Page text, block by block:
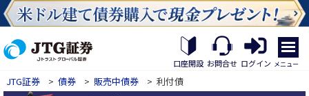
口座開設 お問合せ ログイン
繝｡
繝
九
メニュー
JTG証券 > 債券 > 販売中債券 > 利付債